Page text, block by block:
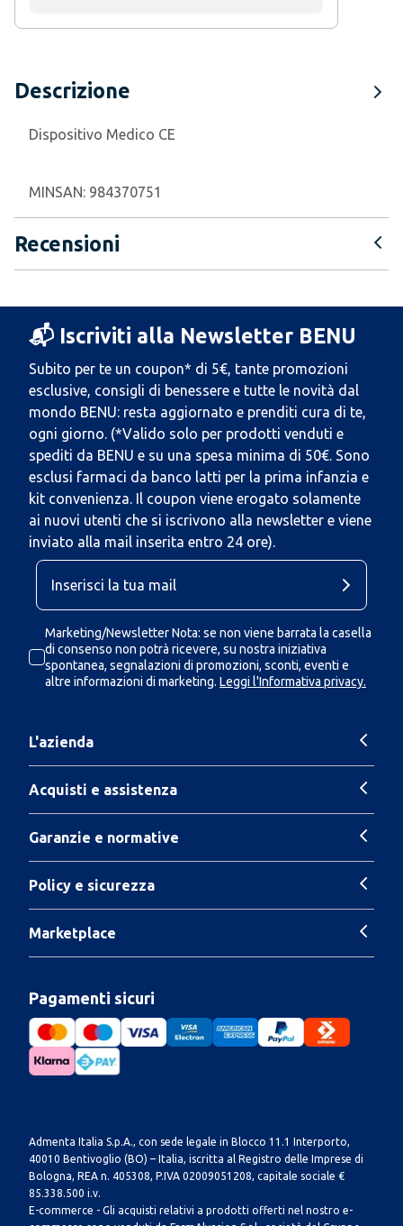
Descrizione
Dispositivo Medico CE
MINSAN: 984370751
Recensioni
📬 Iscriviti alla Newsletter BENU
Subito per te un coupon* di 5€, tante promozioni
esclusive, consigli di benessere e tutte le novità dal
mondo BENU: resta aggiornato e prenditi cura di te,
ogni giorno. (*Valido solo per prodotti venduti e
spediti da BENU e su una spesa minima di 50€. Sono
esclusi farmaci da banco latti per la prima infanzia e
kit convenienza. Il coupon viene erogato solamente
ai nuovi utenti che si iscrivono alla newsletter e viene
inviato alla mail inserita entro 24 ore).
Marketing/Newsletter Nota: se non viene barrata la casella
di consenso non potrà ricevere, su nostra iniziativa
spontanea, segnalazioni di promozioni, sconti, eventi e
altre informazioni di marketing. Leggi l'Informativa privacy.
L'azienda
Acquisti e assistenza
Garanzie e normative
Policy e sicurezza
Marketplace
Pagamenti sicuri
Admenta Italia S.p.A., con sede legale in Blocco 11.1 Interporto,
40010 Bentivoglio (BO) – Italia, iscritta al Registro delle Imprese di
Bologna, REA n. 405308, P.IVA 02009051208, capitale sociale €
85.338.500 i.v.
E-commerce - Gli acquisti relativi a prodotti offerti nel nostro e-